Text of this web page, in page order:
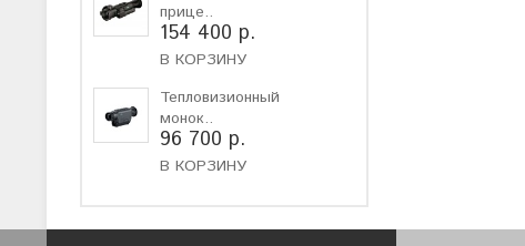
прице..
154 400 р.
В КОРЗИНУ
Тепловизионный
монок..
96 700 р.
В КОРЗИНУ